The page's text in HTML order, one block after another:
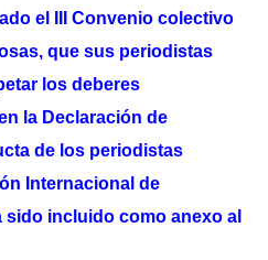
el III Convenio colectivo
que sus periodistas
los deberes
la Declaración de
de los periodistas
Internacional de
sido incluido como anexo al